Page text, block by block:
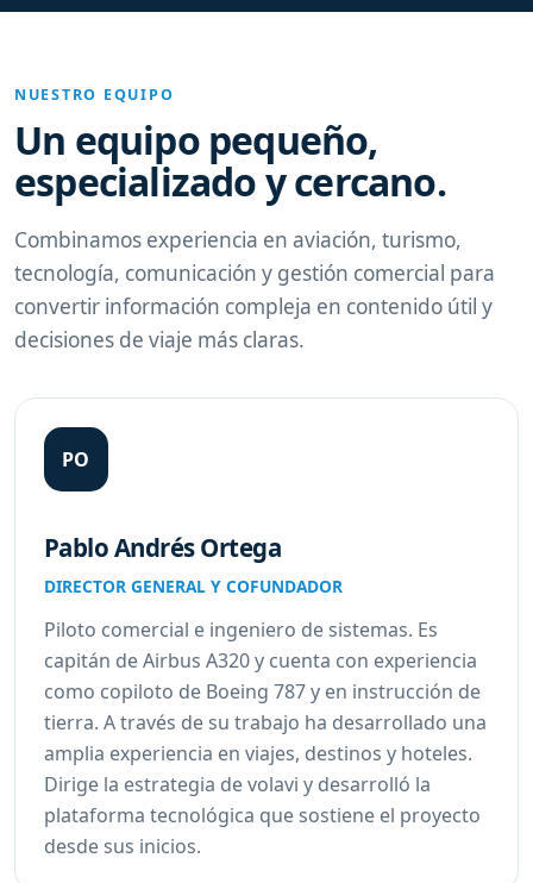
NUESTRO EQUIPO
Un equipo pequeño,
especializado y cercano.
Combinamos experiencia en aviación, turismo,
tecnología, comunicación y gestión comercial para
convertir información compleja en contenido útil y
decisiones de viaje más claras.
PO
Pablo Andrés Ortega
DIRECTOR GENERAL Y COFUNDADOR
Piloto comercial e ingeniero de sistemas. Es
capitán de Airbus A320 y cuenta con experiencia
como copiloto de Boeing 787 y en instrucción de
tierra. A través de su trabajo ha desarrollado una
amplia experiencia en viajes, destinos y hoteles.
Dirige la estrategia de volavi y desarrolló la
plataforma tecnológica que sostiene el proyecto
desde sus inicios.